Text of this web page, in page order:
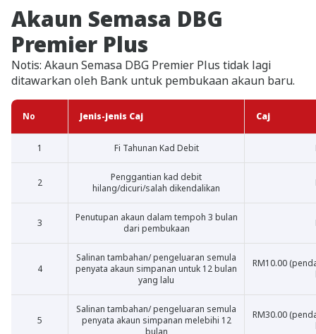
Akaun Semasa DBG
Premier Plus
Notis: Akaun Semasa DBG Premier Plus tidak lagi
ditawarkan oleh Bank untuk pembukaan akaun baru.
No Jenis-jenis Caj Caj
1 Fi Tahunan Kad Debit
2
Penggantian kad debit
hilang/dicuri/salah dikendalikan
3
Penutupan akaun dalam tempoh 3 bulan
dari pembukaan
4
Salinan tambahan/ pengeluaran semula
penyata akaun simpanan untuk 12 bulan
yang lalu
RM10.00
5
Salinan tambahan/ pengeluaran semula
penyata akaun simpanan melebihi 12
bulan
RM30.00